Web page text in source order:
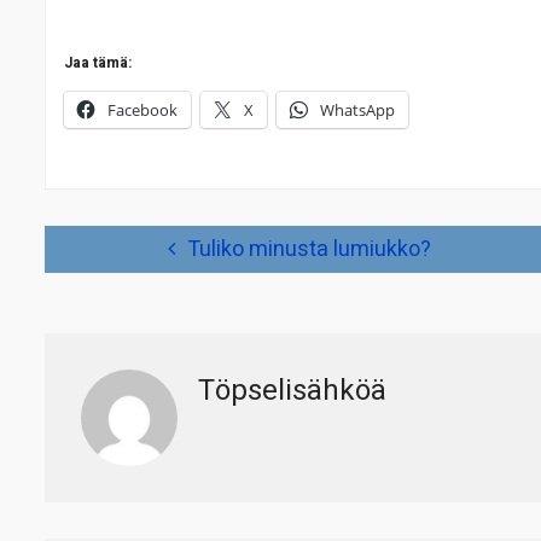
Jaa tämä:
Facebook X WhatsApp
Tuliko minusta lumiukko?
Töpselisähköä